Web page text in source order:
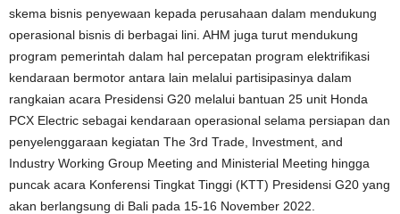
skema bisnis penyewaan kepada perusahaan dalam mendukung
operasional bisnis di berbagai lini. AHM juga turut mendukung
program pemerintah dalam hal percepatan program elektrifikasi
kendaraan bermotor antara lain melalui partisipasinya dalam
rangkaian acara Presidensi G20 melalui bantuan 25 unit Honda
PCX Electric sebagai kendaraan operasional selama persiapan dan
penyelenggaraan kegiatan The 3rd Trade, Investment, and
Industry Working Group Meeting and Ministerial Meeting hingga
puncak acara Konferensi Tingkat Tinggi (KTT) Presidensi G20 yang
akan berlangsung di Bali pada 15-16 November 2022.